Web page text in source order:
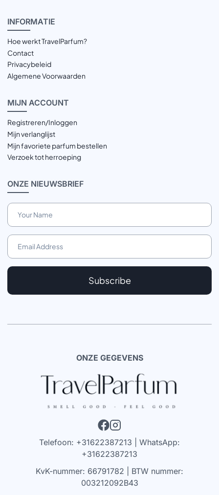
INFORMATIE
Hoe werkt TravelParfum?
Contact
Privacybeleid
Algemene Voorwaarden
MIJN ACCOUNT
Registreren/Inloggen
Mijn verlanglijst
Mijn favoriete parfum bestellen
Verzoek tot herroeping
ONZE NIEUWSBRIEF
Subscribe
ONZE GEGEVENS
Telefoon: +31622387213 | WhatsApp:
+31622387213
KvK-nummer: 66791782 | BTW nummer:
003212092B43